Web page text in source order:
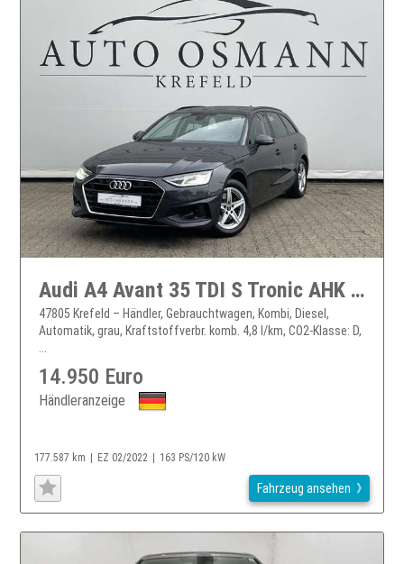
Audi A4 Avant 35 TDI S Tronic AHK PDC UPE: 50.809?
47805 Krefeld – Händler, Gebrauchtwagen, Kombi, Diesel,
Automatik, grau, Kraftstoffverbr. komb. 4,8 l/km, CO2-Klasse: D,
14.950 Euro
Händleranzeige
177.587 km EZ 02/2022 163 PS/120 kW
Fahrzeug ansehen